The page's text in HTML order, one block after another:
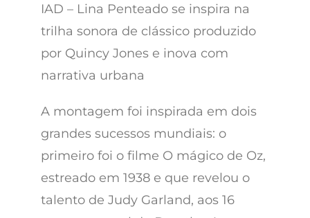
IAD – Lina Penteado se inspira na
trilha sonora de clássico produzido
por Quincy Jones e inova com
narrativa urbana
A montagem foi inspirada em dois
grandes sucessos mundiais: o
primeiro foi o filme O mágico de Oz,
estreado em 1938 e que revelou o
talento de Judy Garland, aos 16